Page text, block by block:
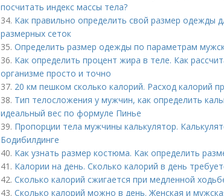
посчитать индекс массы тела?
34. Как правильно определить свой размер одежды
размерных сеток
35. Определить размер одежды по параметрам
36. Как определить процент жира в теле. Как
организме просто и точно
37. 20 км пешком сколько калорий. Расход калорий
38. Тип телосложения у мужчин, как определить
идеальный вес по формуле Пинье
39. Пропорции тела мужчины калькулятор.
Бодибилдинге
40. Как узнать размер костюма. Как определить
41. Калории на день. Сколько калорий в день
42. Сколько калорий сжигается при медленной
43. Сколько калорий можно в день. Женская и